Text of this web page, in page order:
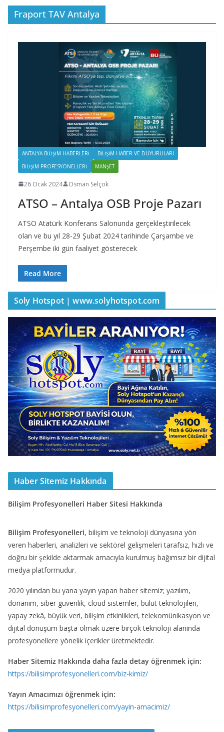
Fraport TAV Antalya
ANTALYA BILIŞIM HABERLERI
BILIŞIM HABER VE DUYURULARI
BILIŞIM PROFESYONELLERI
MANŞET
26 Ocak 2024 Osman Selçok
ATSO – Antalya OSB Proje Pazarı
ATSO Atatürk Konferans Salonunda gerçekleştirilecek
olan ve bu yıl 28-29 Şubat 2024 tarihinde Çarşambe ve
Perşembe iki gün faaliyet gösterecek
Read More
Soly Hotspot | www.solyhotspot.com
Haber Sitemiz Hakkında
Bilişim Profesyonelleri Haber Sitesi Hakkında
Bilişim Profesyonelleri, bilişim ve teknoloji dünyasına yön
veren haberleri, analizleri ve sektörel gelişmeleri tarafsız, hızlı ve
doğru bir şekilde aktarmak amacıyla kurulmuş bağımsız bir dijital
medya platformudur.
2020 yılından bu yana yayın yapan haber sitemiz; yazılım,
donanım, siber güvenlik, cloud sistemler, bulut teknolojileri,
yapay zekâ, büyük veri, bilişim etkinlikleri, telekomünikasyon ve
dijital dönüşüm başta olmak üzere birçok teknoloji alanında
profesyonellere yönelik içerikler üretmektedir.
Haber Sitemiz Hakkında daha fazla detay öğrenmek için:
https://bilisimprofesyonelleri.com/biz-kimiz/
Yayın Amacımızı öğrenmek için:
https://bilisimprofesyonelleri.com/yayin-amacimiz/